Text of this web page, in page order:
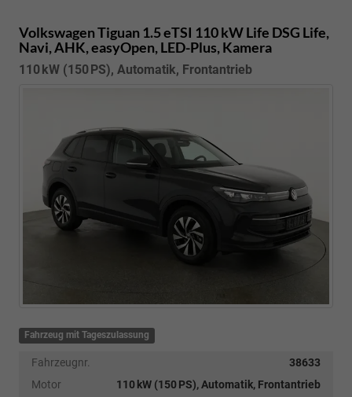
Volkswagen Tiguan1.5 eTSI 110 kW Life DSG Life,
Navi, AHK, easyOpen, LED-Plus, Kamera
110 kW (150 PS), Automatik, Frontantrieb
Fahrzeug mit Tageszulassung
Fahrzeugnr.
38633
Motor
110 kW (150 PS), Automatik, Frontantrieb